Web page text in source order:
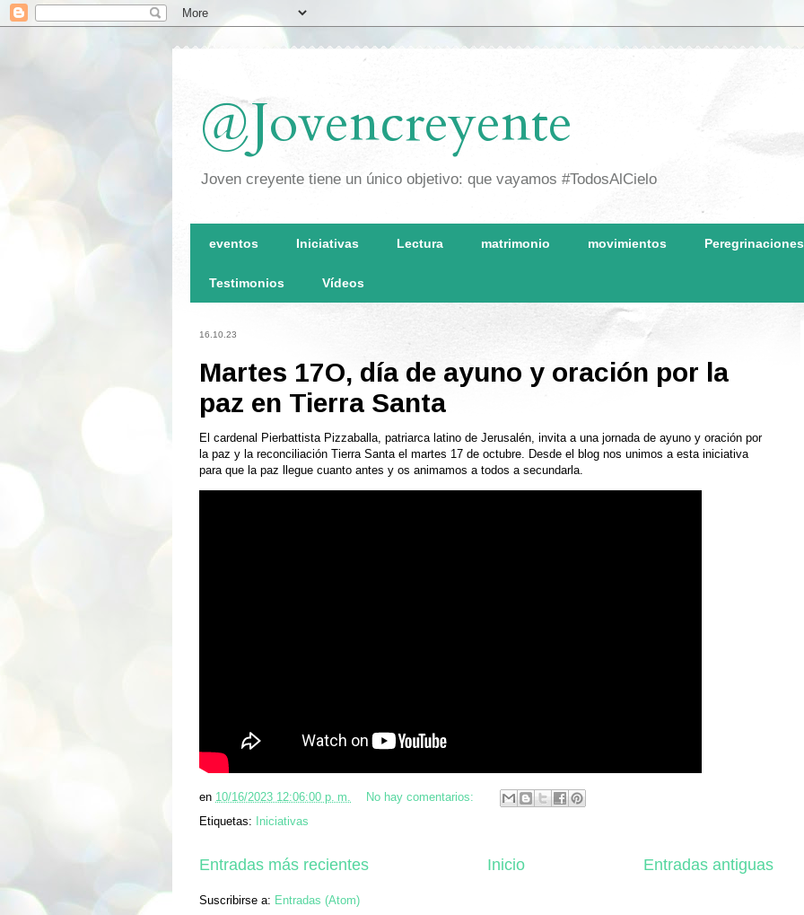
@Jovencreyente
Joven creyente tiene un único objetivo: que vayamos #TodosAlCielo
eventos Iniciativas Lectura matrimonio movimientos Peregrinaciones
Testimonios Vídeos
16.10.23
Martes 17O, día de ayuno y oración por la
paz en Tierra Santa
El cardenal Pierbattista Pizzaballa, patriarca latino de Jerusalén, invita a una jornada de ayuno y oración por
la paz y la reconciliación Tierra Santa el martes 17 de octubre. Desde el blog nos unimos a esta iniciativa
para que la paz llegue cuanto antes y os animamos a todos a secundarla.
en 10/16/2023 12:06:00 p. m.
No hay comentarios:
Etiquetas:
Iniciativas
Entradas más recientes Entradas antiguas
Inicio
Suscribirse a: Entradas (Atom)